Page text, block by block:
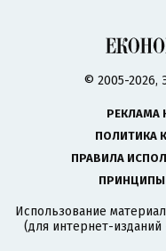
© 2005-
РЕКЛАМА
ПОЛИТИКА
ПРАВИЛА
ПРИНЦИПЫ
Использование
(для интернет-